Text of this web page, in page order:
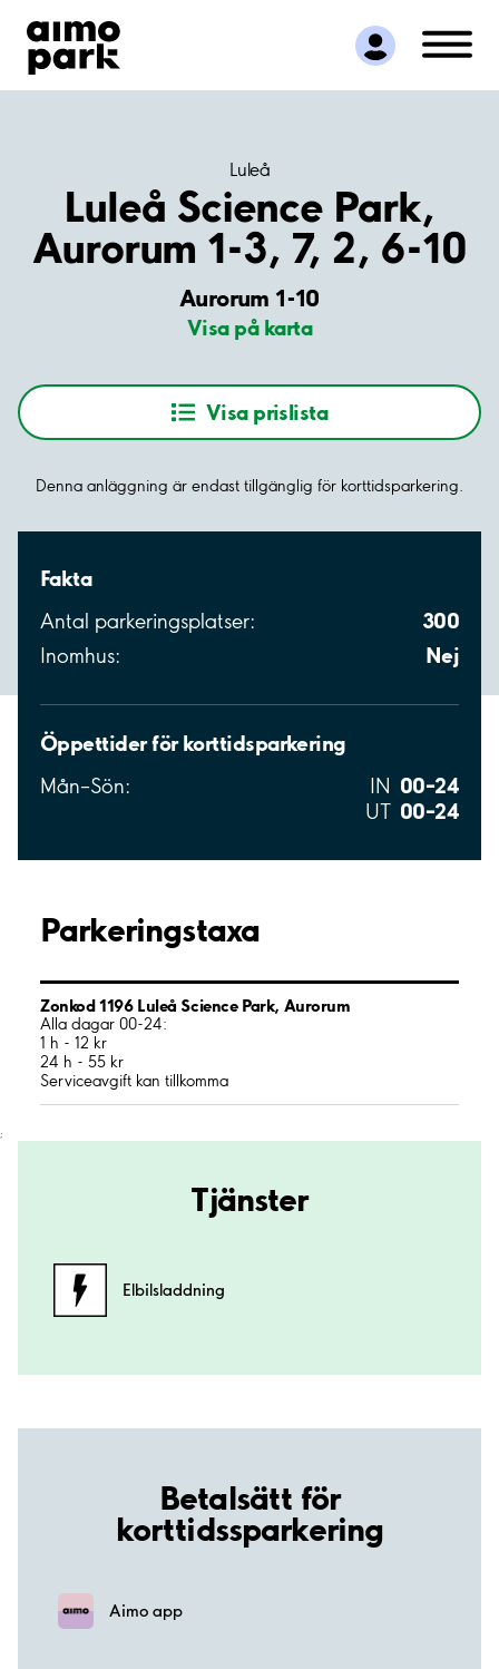
Hitta parkering
Samarbete
Kundservice
Luleå
Luleå Science Park,
Aurorum 1-3, 7, 2, 6-10
Aurorum 1-10
Visa på karta
Visa prislista
Denna anläggning är endast tillgänglig för korttidsparkering.
Fakta
Antal parkeringsplatser: 300
Inomhus: Nej
Öppettider för korttidsparkering
Mån–Sön: IN 00–24
UT 00–24
Parkeringstaxa
Zonkod 1196 Luleå Science Park, Aurorum
Alla dagar 00-24:
1 h - 12 kr
24 h - 55 kr
Serviceavgift kan tillkomma
;
Tjänster
Elbilsladdning
Betalsätt för
korttidssparkering
Aimo app